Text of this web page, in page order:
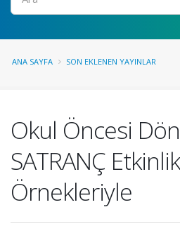
ANA SAYFA SON EKLENEN YAYINLAR
Okul Öncesi
SATRANÇ Etkinlik
Örnekleriyle